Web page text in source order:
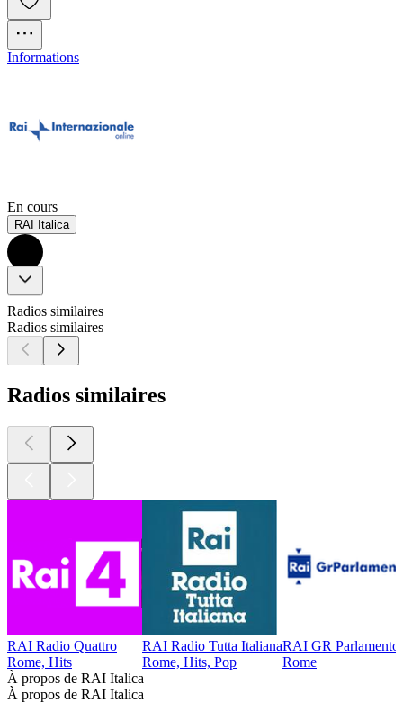
Informations
En cours
RAI Italica
Radios similaires
Radios similaires
Radios similaires
RAI Radio Quattro
Rome, Hits
RAI Radio Tutta Italiana
Rome, Hits, Pop
RAI GR Parlamento
Rome
À propos de RAI Italica
À propos de RAI Italica